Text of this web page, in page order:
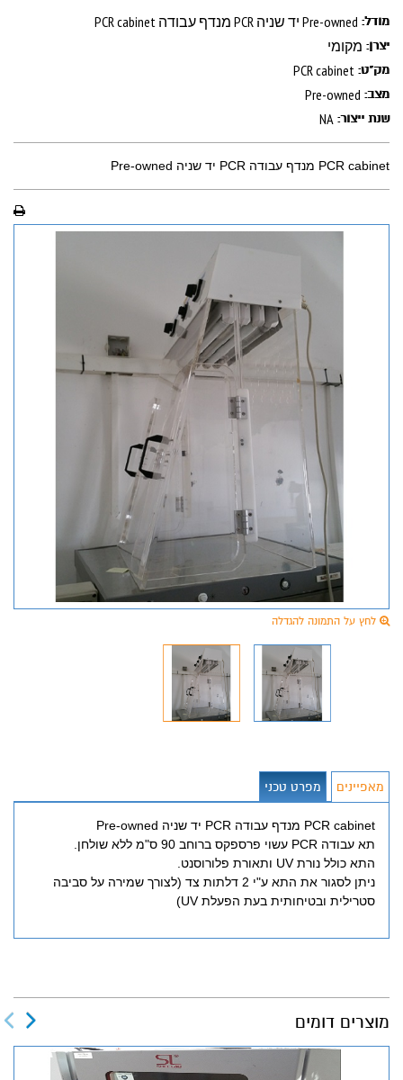
מודל: PCR cabinet מנדף עבודה PCR יד שניה Pre-owned
יצרן: מקומי
מק"ט: PCR cabinet
מצב: Pre-owned
שנת ייצור: NA
PCR cabinet מנדף עבודה PCR יד שניה Pre-owned
לחץ על התמונה להגדלה
מאפיינים מפרט טכני
PCR cabinet מנדף עבודה PCR יד שניה Pre-owned
תא עבודה PCR עשוי פרספקס ברוחב 90 ס"מ ללא שולחן.
התא כולל נורת UV ותאורת פלורוסנט.
ניתן לסגור את התא ע"י 2 דלתות צד (לצורך שמירה על סביבה
סטרילית ובטיחותית בעת הפעלת UV)
מוצרים דומים